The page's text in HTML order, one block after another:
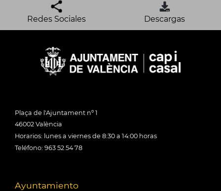
Redes Sociales Descargas
Plaça de l'Ajuntament nº 1
46002 València
Horarios: lunes a viernes de 8:30 a 14:00 horas
Teléfono: 963 52 54 78
Ayuntamiento